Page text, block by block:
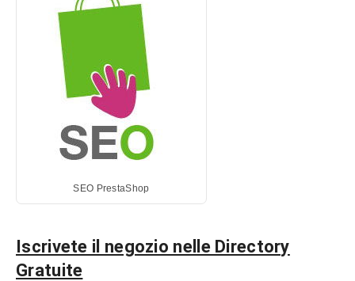
SEO PrestaShop
Iscrivete il negozio nelle Directory
Gratuite